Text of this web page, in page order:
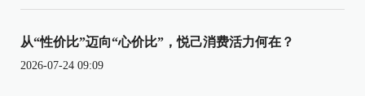
从“性价比”迈向“心价比”，悦己消费活力何在？
2026-07-24 09:09